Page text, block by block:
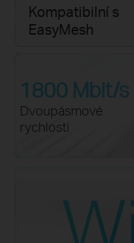
Kompatibilní s
EasyMesh
1800 Mbit/s
Dvoupásmové
rychlosti